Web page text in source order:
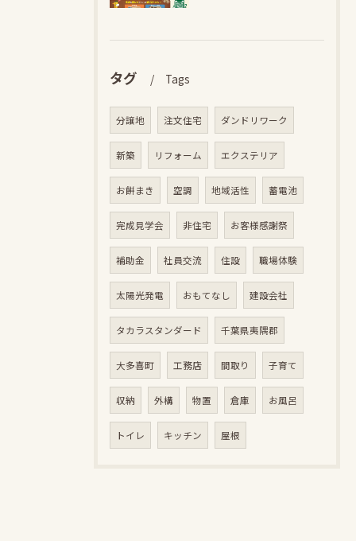
タグ Tags
分譲地 注文住宅 ダンドリワーク
新築 リフォーム エクステリア
お餅まき 空調 地域活性 蓄電池
完成見学会 非住宅 お客様感謝祭
補助金 社員交流 住設 職場体験
太陽光発電 おもてなし 建設会社
タカラスタンダード 千葉県夷隅郡
大多喜町 工務店 間取り 子育て
収納 外構 物置 倉庫 お風呂
トイレ キッチン 屋根